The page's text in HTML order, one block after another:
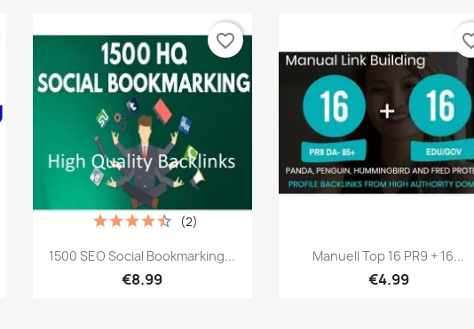
เปิดหน้าต่างย่อ
1500 SEO Social Bookmarking...
€8.99
(2)
favorite_border
เปิดหน้าต่างย่อ
Manuell Top 16 PR9 + 16...
€4.99